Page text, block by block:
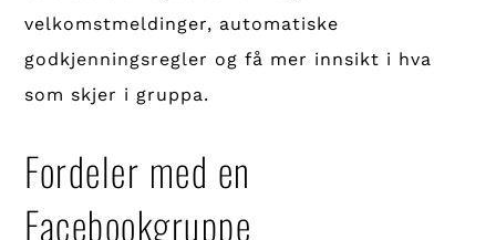
velkomstmeldinger, automatiske
godkjenningsregler og få mer innsikt i hva
som skjer i gruppa.
Fordeler med en
Facebookgruppe